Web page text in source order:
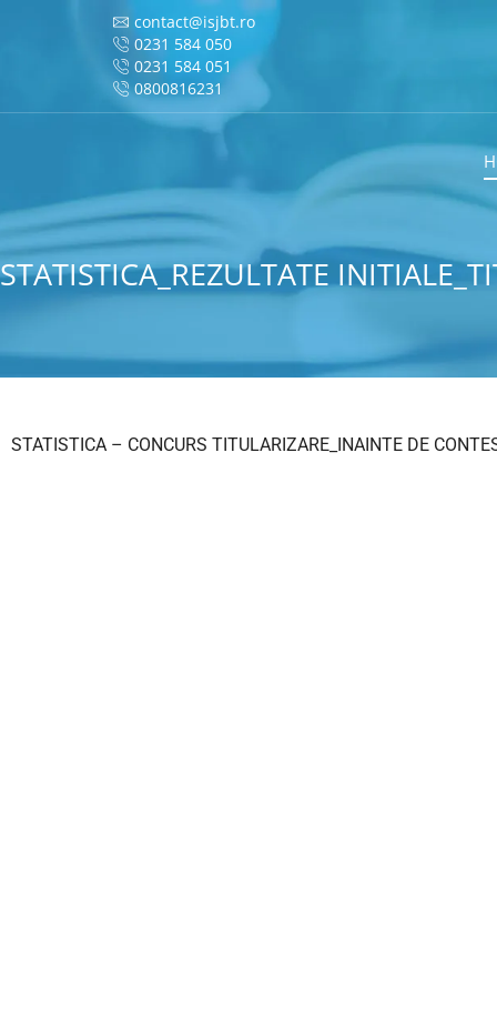
contact@isjbt.ro
0231 584 050
0231 584 051
0800816231
STATISTICA_REZULTATE
STATISTICA – CONCURS TITULARIZARE_INAINTE DE